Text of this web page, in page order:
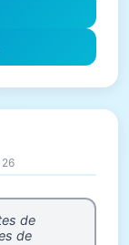
de
de